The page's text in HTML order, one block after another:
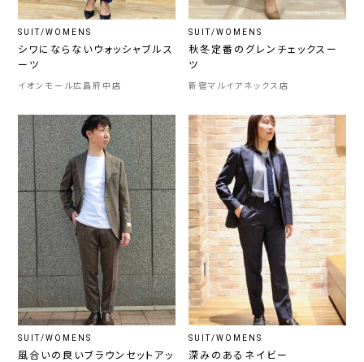
SUIT/WOMENS
シワにならないウォッシャブルス
ーツ
イオンモール広島府中店
SUIT/WOMENS
秋冬定番のグレンチェックスー
ツ
新宿マルイアネックス店
SUIT/WOMENS
風合いの良いブラウンセットアッ
SUIT/WOMENS
深みのあるネイビー